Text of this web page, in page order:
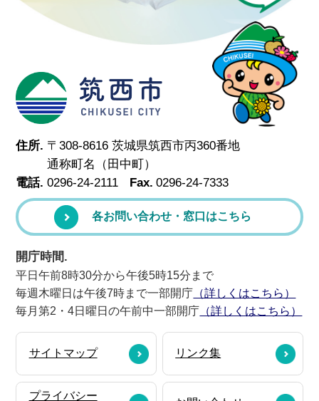
筑西市
住所. 〒308-8616 茨城県筑西市丙360番地
通称町名（田中町）
電話. 0296-24-2111 Fax. 0296-24-7333
各お問い合わせ・窓口はこちら
開庁時間.
平日午前8時30分から午後5時15分まで
毎週木曜日は午後7時まで一部開庁 （詳しくはこちら）
毎月第2・4日曜日の午前中一部開庁 （詳しくはこちら）
サイトマップ リンク集
プライバシー